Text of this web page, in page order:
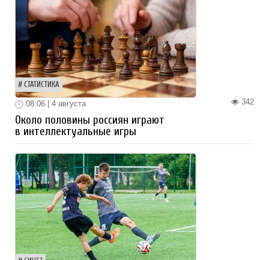
СТАТИСТИКА
342
08:06 | 4 августа
Около половины россиян играют
в интеллектуальные игры